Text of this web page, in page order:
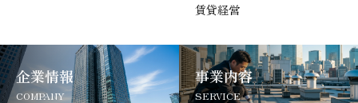
賃貸経営
企業情報
COMPANY
事業内容
SERVICE